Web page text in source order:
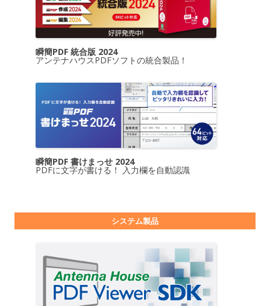
瞬簡PDF 統合版 2024
アンテナハウスPDFソフトの統合製品！
瞬簡PDF 書けまっせ 2024
PDFに文字が書ける！ 入力欄を自動認識
システム製品